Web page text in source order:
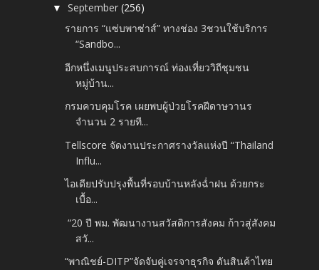
▼September(256)
รายการ “แซ่บพาซ่าส์” ทางช่อง 3ชวนใช้บริการ
“Sandbo...
อีกหนึ่งเมนูประสบการณ์ ท่องเที่ยววิถีชุมชน
หมู่บ้าน...
กรมควบคุมโรค เผยพบผู้ป่วยโรคฝีดาษวานร
จำนวน 2 รายที...
Tellscore จัดงานประกาศรางวัลแห่งปี “Thailand
Influ...
ไอเดียปรับปรุงพื้นที่รอบบ้านหลังฉ่ำฝน ด้วยกระ
เบื้อ...
“20 ปี พม. พัฒนางานสวัสดิการสังคม ก้าวสู่สังคม
สวั...
“พาณิชย์-DITP”จัดจับคู่เจรจาธุรกิจ ดันสินค้าไทย